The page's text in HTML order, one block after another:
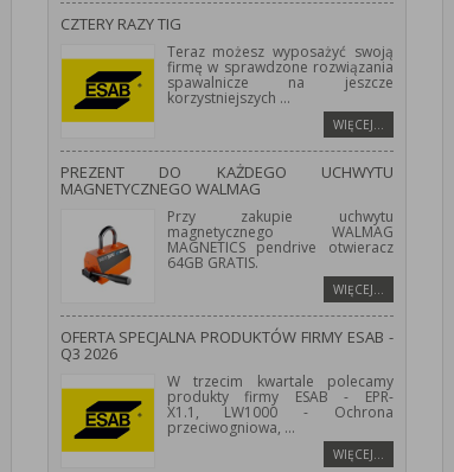
CZTERY RAZY TIG
Teraz możesz wyposażyć swoją
firmę w sprawdzone rozwiązania
spawalnicze na jeszcze
korzystniejszych ...
WIĘCEJ…
PREZENT DO KAŻDEGO UCHWYTU
MAGNETYCZNEGO WALMAG
Przy zakupie uchwytu
magnetycznego WALMAG
MAGNETICS pendrive otwieracz
64GB GRATIS.
WIĘCEJ…
OFERTA SPECJALNA PRODUKTÓW FIRMY ESAB -
Q3 2026
W trzecim kwartale polecamy
produkty firmy ESAB - EPR-
X1.1, LW1000 - Ochrona
przeciwogniowa, ...
WIĘCEJ…